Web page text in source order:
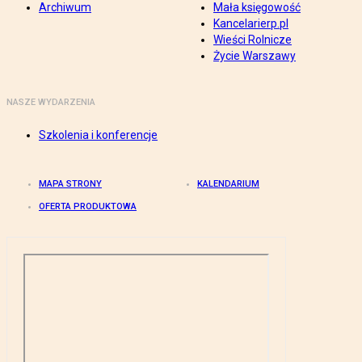
Archiwum
Mała księgowość
Kancelarierp.pl
Wieści Rolnicze
Życie Warszawy
NASZE WYDARZENIA
Szkolenia i konferencje
MAPA STRONY KALENDARIUM
OFERTA PRODUKTOWA